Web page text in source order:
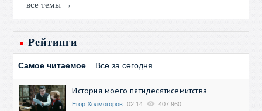
все темы →
Рейтинги
Самое читаемое Все за сегодня
История моего пятидесятисемитства
Егор Холмогоров 02:14 407 960